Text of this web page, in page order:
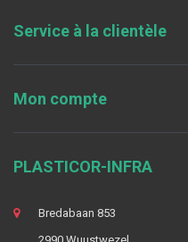
Service à la clientèle
Mon compte
PLASTICOR-INFRA
Bredabaan 853